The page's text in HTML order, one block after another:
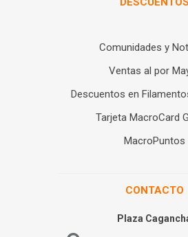
Comunidades y
Ventas al por
Descuentos en
Tarjeta MacroCard
MacroPuntos
CONTACTO
Plaza